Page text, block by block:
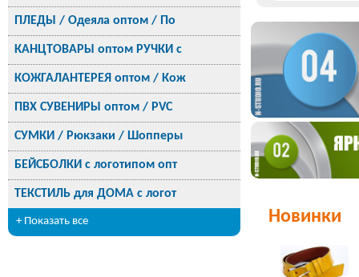
ПЛЕДЫ / Одеяла оптом / По
КАНЦТОВАРЫ оптом РУЧКИ с
КОЖГАЛАНТЕРЕЯ оптом / Кож
ПВХ СУВЕНИРЫ оптом / PVC
СУМКИ / Рюкзаки / Шопперы
БЕЙСБОЛКИ с логотипом опт
ТЕКСТИЛЬ для ДОМА с логот
+ Показать все Новинки